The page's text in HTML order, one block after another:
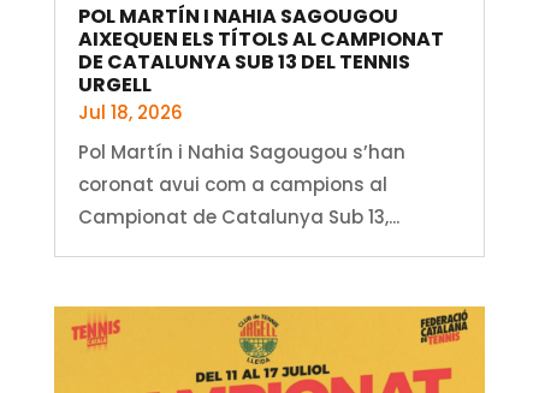
POL MARTÍN I NAHIA SAGOUGOU
AIXEQUEN ELS TÍTOLS AL CAMPIONAT
DE CATALUNYA SUB 13 DEL TENNIS
URGELL
Jul 18, 2026
Pol Martín i Nahia Sagougou s’han
coronat avui com a campions al
Campionat de Catalunya Sub 13,...